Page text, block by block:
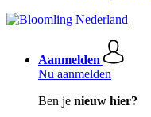
Aanmelden
Nu aanmelden
Ben je nieuw hier?